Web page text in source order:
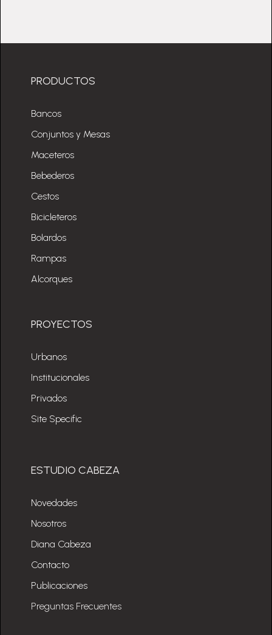
PRODUCTOS
Bancos
Conjuntos y Mesas
Maceteros
Bebederos
Cestos
Bicicleteros
Bolardos
Rampas
Alcorques
PROYECTOS
Urbanos
Institucionales
Privados
Site Specific
ESTUDIO CABEZA
Novedades
Nosotros
Diana Cabeza
Contacto
Publicaciones
Preguntas Frecuentes